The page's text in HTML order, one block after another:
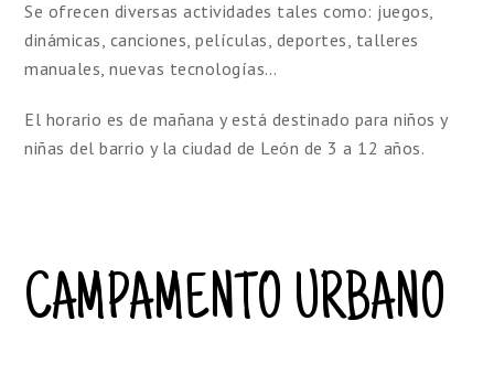
Se ofrecen diversas actividades tales como: juegos,
dinámicas, canciones, películas, deportes, talleres
manuales, nuevas tecnologías…
El horario es de mañana y está destinado para niños y
niñas del barrio y la ciudad de León de 3 a 12 años.
CAMPAMENTO URBANO